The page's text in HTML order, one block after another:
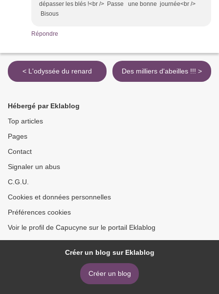
dépasser les blés !<br /> Passe une bonne journée<br />
Bisous
Répondre
< L'odyssée du renard Des milliers d'abeilles !!! >
Hébergé par Eklablog
Top articles
Pages
Contact
Signaler un abus
C.G.U.
Cookies et données personnelles
Préférences cookies
Voir le profil de Capucyne sur le portail Eklablog
Créer un blog sur Eklablog
Créer un blog